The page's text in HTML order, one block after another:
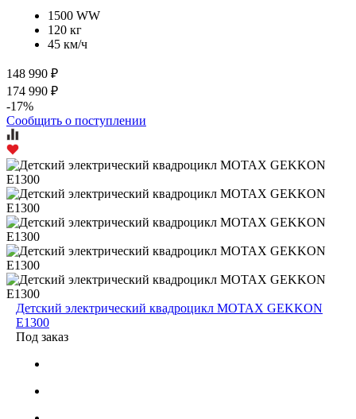
1500 WW
120 кг
45 км/ч
148 990 ₽
174 990 ₽
-17%
Сообщить о поступлении
Детский электрический квадроцикл MOTAX GEKKON
E1300
Под заказ